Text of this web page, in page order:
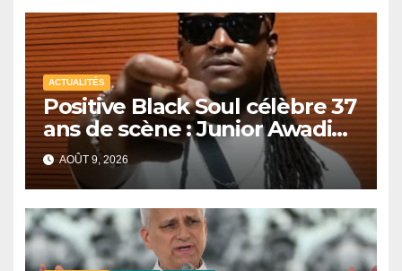
ACTUALITÉS
Positive Black Soul célèbre 37
ans de scène : Junior Awadi
face à un héritage
générationnel
AOÛT 9, 2026